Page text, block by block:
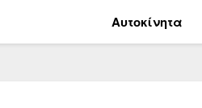
Αυτοκίνητα